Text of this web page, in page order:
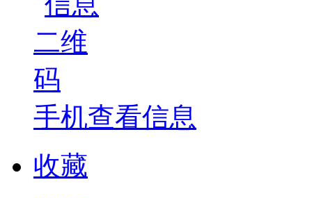
手机查看信息
收藏